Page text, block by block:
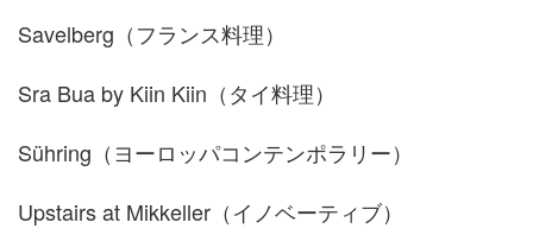
Savelberg（フランス料理）
Sra Bua by Kiin Kiin（タイ料理）
Sühring（ヨーロッパコンテンポラリー）
Upstairs at Mikkeller（イノベーティブ）